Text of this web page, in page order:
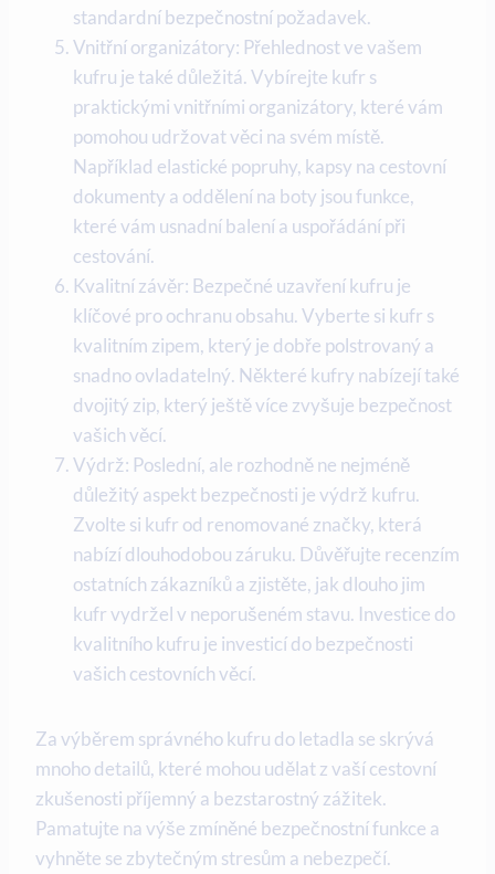
standardní bezpečnostní požadavek.
Vnitřní organizátory: Přehlednost ve vašem
kufru je také důležitá. Vybírejte kufr s
praktickými vnitřními organizátory, které vám
pomohou udržovat věci na svém místě.
Například elastické popruhy, kapsy na cestovní
dokumenty a oddělení na boty jsou funkce,
které vám usnadní balení a uspořádání při
cestování.
Kvalitní závěr: Bezpečné uzavření kufru je
klíčové pro ochranu obsahu. Vyberte si kufr s
kvalitním zipem, který je dobře polstrovaný a
snadno ovladatelný. Některé kufry nabízejí také
dvojitý zip, který ještě více zvyšuje bezpečnost
vašich věcí.
Výdrž: Poslední, ale rozhodně ne nejméně
důležitý aspekt bezpečnosti je výdrž kufru.
Zvolte si kufr od renomované značky, která
nabízí dlouhodobou záruku. Důvěřujte recenzím
ostatních zákazníků a zjistěte, jak dlouho jim
kufr vydržel v neporušeném stavu. Investice do
kvalitního kufru je investicí do bezpečnosti
vašich cestovních věcí.
Za výběrem správného kufru do letadla se skrývá
mnoho detailů, které mohou udělat z vaší cestovní
zkušenosti příjemný a bezstarostný zážitek.
Pamatujte na výše zmíněné bezpečnostní funkce a
vyhněte se zbytečným stresům a nebezpečí.